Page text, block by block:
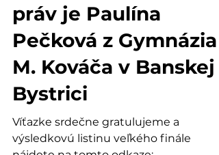
práv je Paulína
Pečková z Gymnázia
M. Kováča v Banskej
Bystrici
Víťazke srdečne gratulujeme a
výsledkovú listinu veľkého finále